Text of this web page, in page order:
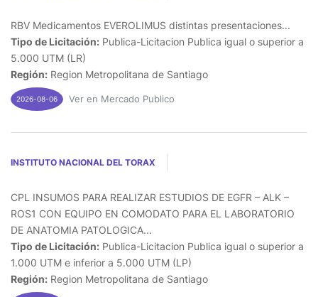
RBV Medicamentos EVEROLIMUS distintas presentaciones...
Tipo de Licitación: Publica-Licitacion Publica igual o superior a
5.000 UTM (LR)
Región: Region Metropolitana de Santiago
2026-08-06 Ver en Mercado Publico
INSTITUTO NACIONAL DEL TORAX
CPL INSUMOS PARA REALIZAR ESTUDIOS DE EGFR – ALK –
ROS1 CON EQUIPO EN COMODATO PARA EL LABORATORIO
DE ANATOMIA PATOLOGICA...
Tipo de Licitación: Publica-Licitacion Publica igual o superior a
1.000 UTM e inferior a 5.000 UTM (LP)
Región: Region Metropolitana de Santiago